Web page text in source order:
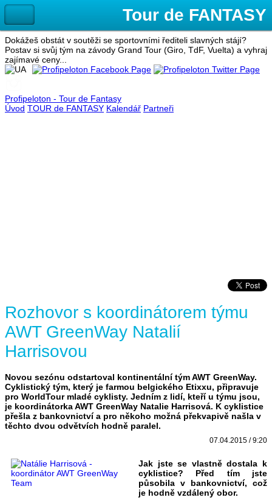
Dokážeš obstát v soutěži se sportovními řediteli slavných stájí?
Postav si svůj tým na závody Grand Tour (Giro, TdF, Vuelta) a vyhraj
zajímavé ceny...
Profipeloton - Tour de Fantasy
Úvod TOUR de FANTASY Kalendář Partneři
Rozhovor s koordinátorem týmu
AWT GreenWay Natalií
Harrisovou
Novou sezónu odstartoval kontinentální tým AWT GreenWay.
Cyklistický tým, který je farmou belgického Etixxu, připravuje
pro WorldTour mladé cyklisty. Jedním z lidí, kteří u týmu jsou,
je koordinátorka AWT GreenWay Natalie Harrisová. K cyklistice
přešla z bankovnictví a pro někoho možná překvapivě našla v
těchto dvou odvětvích hodně paralel.
07.04.2015 / 9:20
Jak jste se vlastně dostala k
cyklistice? Před tím jste
působila v bankovnictví, což
je hodně vzdálený obor.